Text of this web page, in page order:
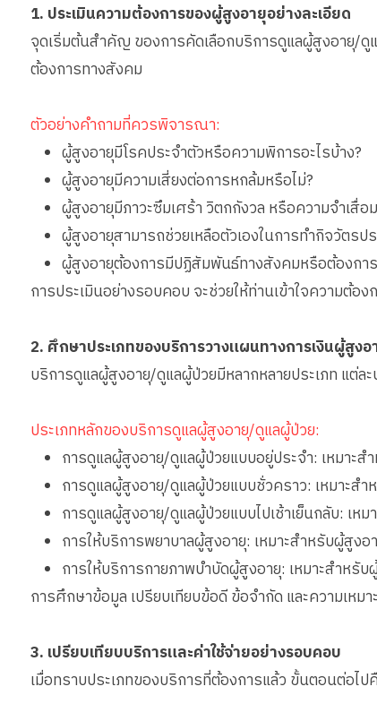
1. ประเมินความต้องการของผู้สูงอายุอย่างละเอียด
จุดเริ่มต้นสำคัญ ของการคัดเลือกบริการดูแลผู้สูงอายุ/ดู
ต้องการทางสังคม
ตัวอย่างคำถามที่ควรพิจารณา:
ผู้สูงอายุมีโรคประจำตัวหรือความพิการอะไรบ้าง?
ผู้สูงอายุมีความเสี่ยงต่อการหกล้มหรือไม่?
ผู้สูงอายุมีภาวะซึมเศร้า วิตกกังวล หรือความจำเสื่อ
ผู้สูงอายุสามารถช่วยเหลือตัวเองในการทำกิจวัตรป
ผู้สูงอายุต้องการมีปฏิสัมพันธ์ทางสังคมหรือต้องกา
การประเมินอย่างรอบคอบ จะช่วยให้ท่านเข้าใจความต้
2. ศึกษาประเภทของบริการวางแผนทางการเงินผู้สูง
บริการดูแลผู้สูงอายุ/ดูแลผู้ป่วยมีหลากหลายประเภท แต่
ประเภทหลักของบริการดูแลผู้สูงอายุ/ดูแลผู้ป่วย:
การดูแลผู้สูงอายุ/ดูแลผู้ป่วยแบบอยู่ประจำ: เหมาะ
การดูแลผู้สูงอายุ/ดูแลผู้ป่วยแบบชั่วคราว: เหมาะส
การดูแลผู้สูงอายุ/ดูแลผู้ป่วยแบบไปเช้าเย็นกลับ: เห
การให้บริการพยาบาลผู้สูงอายุ: เหมาะสำหรับผู้สูง
การให้บริการกายภาพบำบัดผู้สูงอายุ: เหมาะสำห
การศึกษาข้อมูล เปรียบเทียบข้อดี ข้อจำกัด และความเห
3. เปรียบเทียบบริการและค่าใช้จ่ายอย่างรอบคอบ
เมื่อทราบประเภทของบริการที่ต้องการแล้ว ขั้นตอนต่อไ